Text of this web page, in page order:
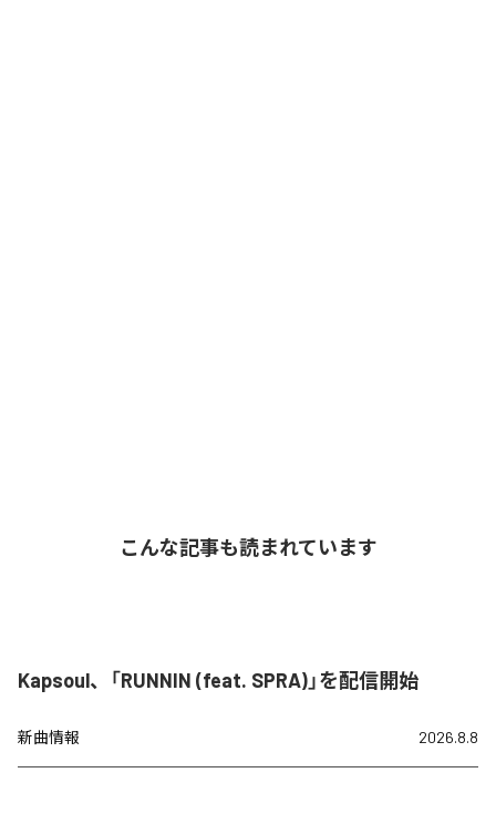
こんな記事も読まれています
Kapsoul、「RUNNIN (feat. SPRA)」を配信開始
新曲情報 2026.8.8